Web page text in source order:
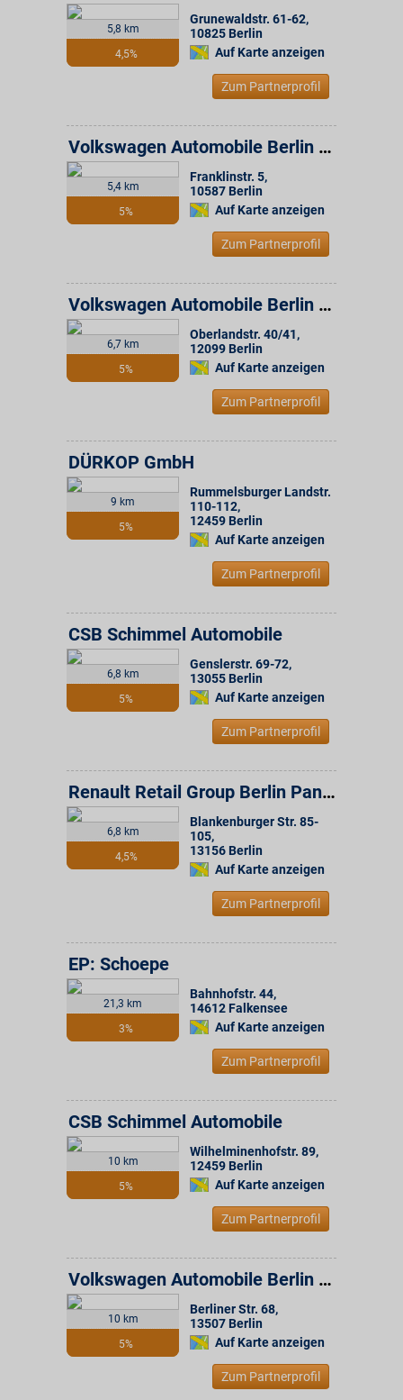
5,8 km
4,5%
Grunewaldstr. 61-62,
10825 Berlin
Auf Karte anzeigen
Zum Partnerprofil
5,4 km
5%
Volkswagen Automobile Berlin GmbH
Franklinstr. 5,
10587 Berlin
Auf Karte anzeigen
Zum Partnerprofil
6,7 km
5%
Volkswagen Automobile Berlin GmbH
Oberlandstr. 40/41,
12099 Berlin
Auf Karte anzeigen
Zum Partnerprofil
9 km
5%
DÜRKOP GmbH
Rummelsburger Landstr.
110-112,
12459 Berlin
Auf Karte anzeigen
Zum Partnerprofil
6,8 km
5%
CSB Schimmel Automobile
Genslerstr. 69-72,
13055 Berlin
Auf Karte anzeigen
Zum Partnerprofil
6,8 km
4,5%
Renault Retail Group Berlin Pankow
Blankenburger Str. 85-
105,
13156 Berlin
Auf Karte anzeigen
Zum Partnerprofil
21,3 km
3%
EP: Schoepe
Bahnhofstr. 44,
14612 Falkensee
Auf Karte anzeigen
Zum Partnerprofil
10 km
5%
CSB Schimmel Automobile
Wilhelminenhofstr. 89,
12459 Berlin
Auf Karte anzeigen
Zum Partnerprofil
10 km
5%
Volkswagen Automobile Berlin GmbH
Berliner Str. 68,
13507 Berlin
Auf Karte anzeigen
Zum Partnerprofil